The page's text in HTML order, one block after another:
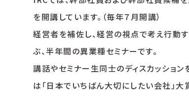
を開講しています。（毎年７月開講）
経営者を補佐し、経営の視点で考え行動
ぶ、半年間の異業種セミナーです。
講話やセミナー生同士のディスカッショ
は「日本でいちばん大切にしたい会社」大